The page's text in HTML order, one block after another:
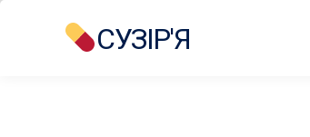
СУЗІР'Я